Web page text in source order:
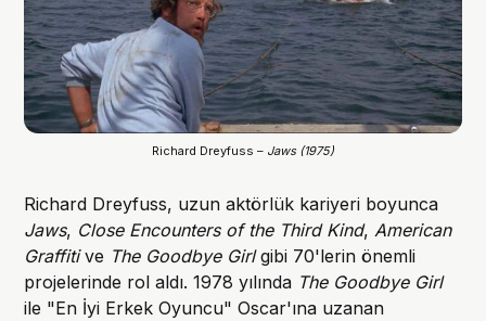
Richard Dreyfuss – Jaws (1975)
Richard Dreyfuss, uzun aktörlük kariyeri boyunca
Jaws, Close Encounters of the Third Kind, American
Graffitive The Goodbye Girlgibi 70'lerin önemli
projelerinde rol aldı. 1978 yılında The Goodbye Girl
ile "En İyi Erkek Oyuncu" Oscar'ına uzanan